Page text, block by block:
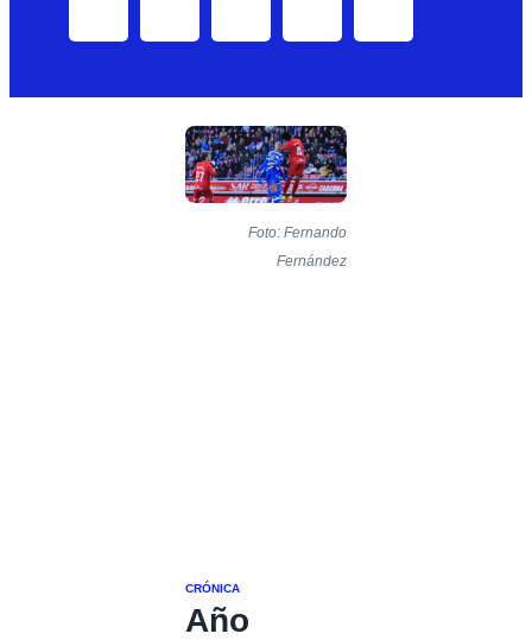
Foto: Fernando
Fernández
CRÓNICA
Año